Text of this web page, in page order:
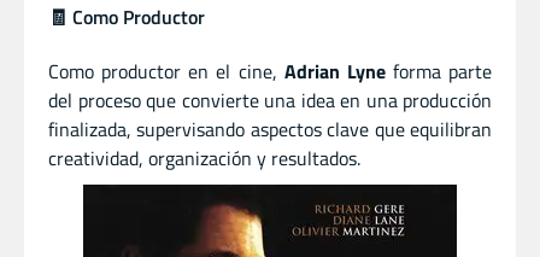
🧾 Como Productor
Como productor en el cine, Adrian Lyneforma parte
del proceso que convierte una idea en una producción
finalizada, supervisando aspectos clave que equilibran
creatividad, organización y resultados.